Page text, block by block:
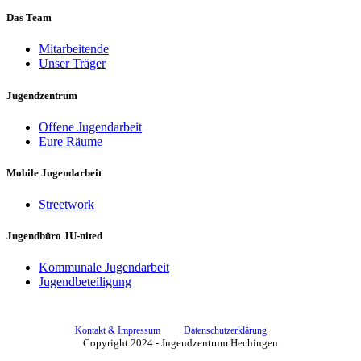
Das Team
Mitarbeitende
Unser Träger
Jugendzentrum
Offene Jugendarbeit
Eure Räume
Mobile Jugendarbeit
Streetwork
Jugendbüro JU-nited
Kommunale Jugendarbeit
Jugendbeteiligung
Kontakt & Impressum Datenschutzerklärung
Copyright 2024 - Jugendzentrum Hechingen